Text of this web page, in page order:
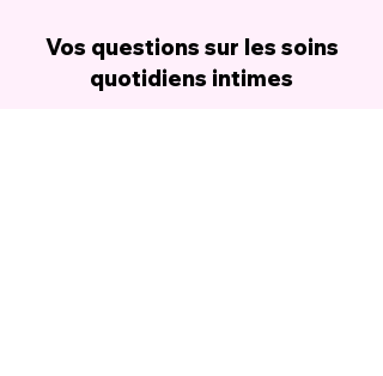
Vos questions sur les soins
quotidiens intimes